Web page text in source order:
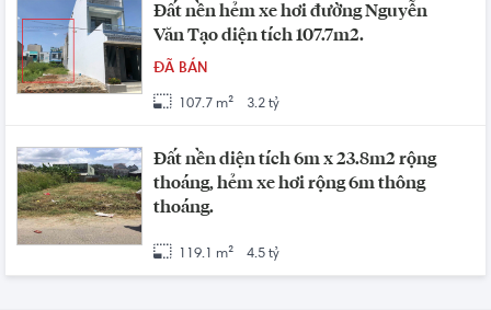
Đất nền hẻm xe hơi đường Nguyễn
Văn Tạo diện tích 107.7m2.
ĐÃ BÁN
107.7 m² 3.2 tỷ
Đất nền diện tích 6m x 23.8m2 rộng
thoáng, hẻm xe hơi rộng 6m thông
thoáng.
119.1 m² 4.5 tỷ